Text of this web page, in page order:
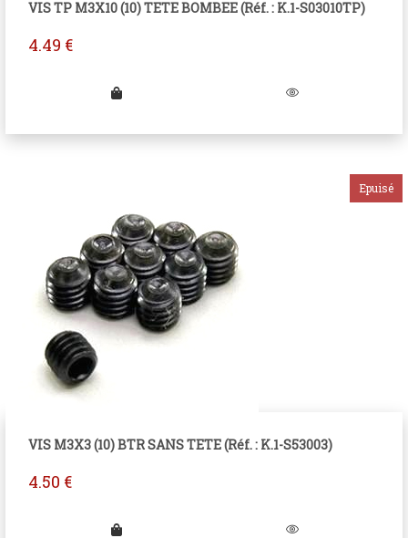
VIS TP M3X10 (10) TETE BOMBEE (Réf. : K.1-S03010TP)
4.49 €
VIS M3X3 (10) BTR SANS TETE (Réf. : K.1-S53003)
4.50 €